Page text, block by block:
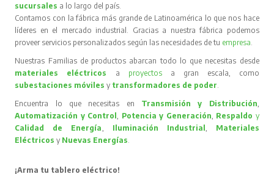
sucursales a lo largo del país.
Contamos con la fábrica más grande de Latinoamérica lo que nos hace
líderes en el mercado industrial. Gracias a nuestra fábrica podemos
proveer servicios personalizados según las necesidades de tu empresa
Nuestras Familias de productos abarcan todo lo que necesitas desde
materiales eléctricos
a proyectos
a gran escala, como
subestaciones móvilesy transformadores de poder
Encuentra lo que necesitas en Transmisión y Distribución
Automatización y Control
Potencia y Generación Respaldo y
Calidad de Energía
Iluminación Industrial
Materiales
Eléctricos y Nuevas Energías
¡Arma tu tablero eléctrico!